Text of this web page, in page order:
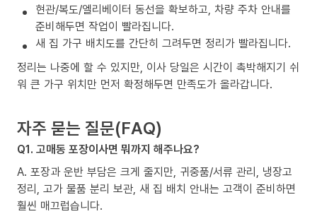
현관/복도/엘리베이터 동선을 확보하고, 차량 주차 안내를
준비해두면 작업이 빨라집니다.
새 집 가구 배치도를 간단히 그려두면 정리가 빨라집니다.
정리는 나중에 할 수 있지만, 이사 당일은 시간이 촉박해지기 쉬
워 큰 가구 위치만 먼저 확정해두면 만족도가 올라갑니다.
자주 묻는 질문(FAQ)
Q1. 고매동 포장이사면 뭐까지 해주나요?
A. 포장과 운반 부담은 크게 줄지만, 귀중품/서류 관리, 냉장고
정리, 고가 물품 분리 보관, 새 집 배치 안내는 고객이 준비하면
훨씬 매끄럽습니다.